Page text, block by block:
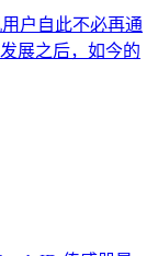
户自此不必再通
展之后，如今的